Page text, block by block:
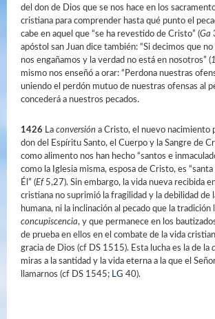
del don de Dios que se nos hace en los
cristiana para comprender hasta qué punto el
cabe en aquel que “se ha revestido de Cristo” (Ga
apóstol san Juan dice también: “Si decimos que
nos engañamos y la verdad no está en nosotros” (
mismo nos enseñó a orar: “Perdona nuestras
uniendo el perdón mutuo de nuestras ofensas al
concederá a nuestros pecados.
1426 La conversión a Cristo, el nuevo nacimiento
don del Espíritu Santo, el Cuerpo y la Sangre de
como alimento nos han hecho “santos e
como la Iglesia misma, esposa de Cristo, es
Él” (Ef5,27). Sin embargo, la vida nueva recibida
cristiana no suprimió la fragilidad y la debilidad de
humana, ni la inclinación al pecado que la tradición
concupiscencia, y que permanece en los
de prueba en ellos en el combate de la vida
gracia de Dios (cf DS 1515). Esta lucha es la de la
miras a la santidad y la vida eterna a la que el
llamarnos (cf DS 1545; LG 40).